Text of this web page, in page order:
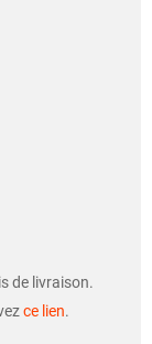
de livraison.
ce lien.